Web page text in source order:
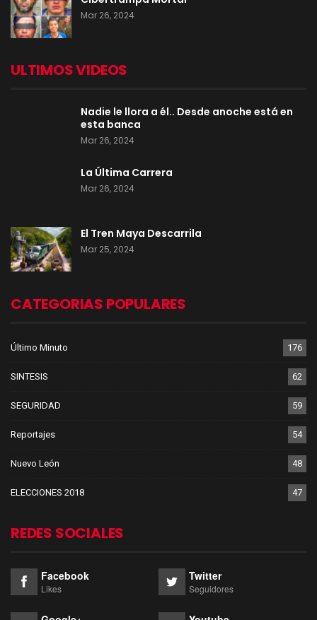
Mar 26, 2024
ULTIMOS VIDEOS
Nadie le llora a él.. Desde anoche está en
esta banca
Mar 26, 2024
La Última Carrera
Mar 26, 2024
El Tren Maya Descarrila
Mar 25, 2024
CATEGORIAS POPULARES
Último Minuto 176
SINTESIS 62
SEGURIDAD 59
Reportajes 54
Nuevo León 48
ELECCIONES 2018 47
REDES SOCIALES
Facebook
Likes
Twitter
Seguidores